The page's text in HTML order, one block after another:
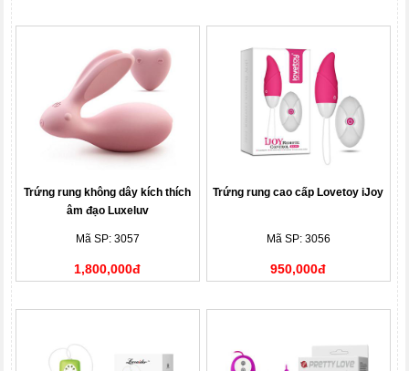
Trứng rung không dây kích thích
âm đạo Luxeluv
Mã SP: 3057
1,800,000đ
Trứng rung cao cấp Lovetoy iJoy
Mã SP: 3056
950,000đ